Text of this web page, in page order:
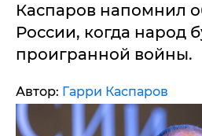
Каспаров напомнил
России, когда народ
проигранной войны.
Автор: Гарри Каспаров